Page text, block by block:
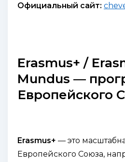
Официальный сайт:
Erasmus+ /
Mundus —
Европейского
Erasmus+ — это
Европейского Союза,